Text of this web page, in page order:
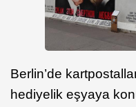
Berlin’de
hediyelik eşyaya